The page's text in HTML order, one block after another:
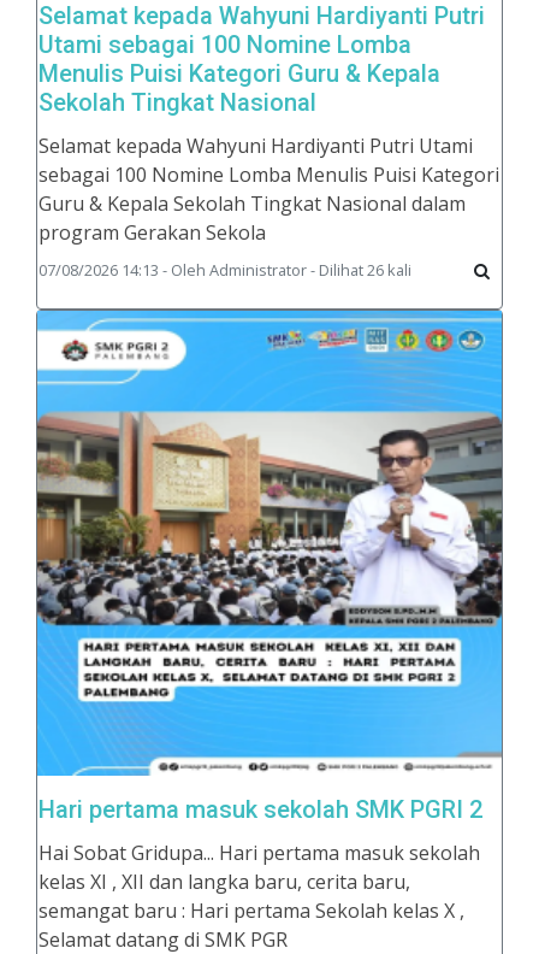
Selamat kepada Wahyuni Hardiyanti Putri
Utami sebagai 100 Nomine Lomba
Menulis Puisi Kategori Guru & Kepala
Sekolah Tingkat Nasional
Selamat kepada Wahyuni Hardiyanti Putri Utami
sebagai 100 Nomine Lomba Menulis Puisi Kategori
Guru & Kepala Sekolah Tingkat Nasional dalam
program Gerakan Sekola
07/08/2026 14:13 - Oleh Administrator - Dilihat 26 kali
Hari pertama masuk sekolah SMK PGRI 2
Hai Sobat Gridupa... Hari pertama masuk sekolah
kelas XI , XII dan langka baru, cerita baru,
semangat baru : Hari pertama Sekolah kelas X ,
Selamat datang di SMK PGR